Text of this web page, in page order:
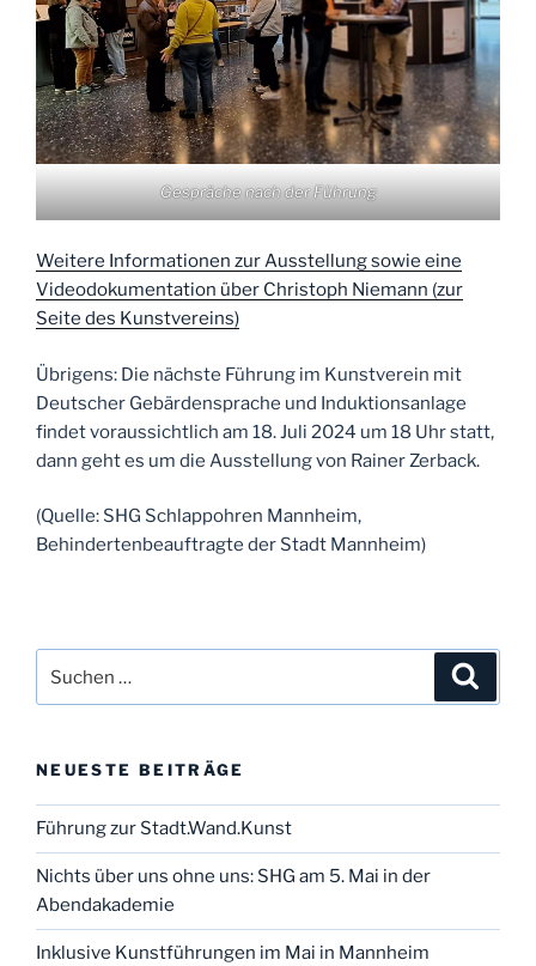
Gespräche nach der Führung
Weitere Informationen zur Ausstellung sowie eine
Videodokumentation über Christoph Niemann (zur
Seite des Kunstvereins)
Übrigens: Die nächste Führung im Kunstverein mit
Deutscher Gebärdensprache und Induktionsanlage
findet voraussichtlich am 18. Juli 2024 um 18 Uhr statt,
dann geht es um die Ausstellung von Rainer Zerback.
(Quelle: SHG Schlappohren Mannheim,
Behindertenbeauftragte der Stadt Mannheim)
nach:
NEUESTE BEITRÄGE
Führung zur Stadt.Wand.Kunst
Nichts über uns ohne uns: SHG am 5. Mai in der
Abendakademie
Inklusive Kunstführungen im Mai in Mannheim